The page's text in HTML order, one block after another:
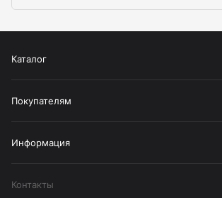
Каталог
Покупателям
Информация
Контакты